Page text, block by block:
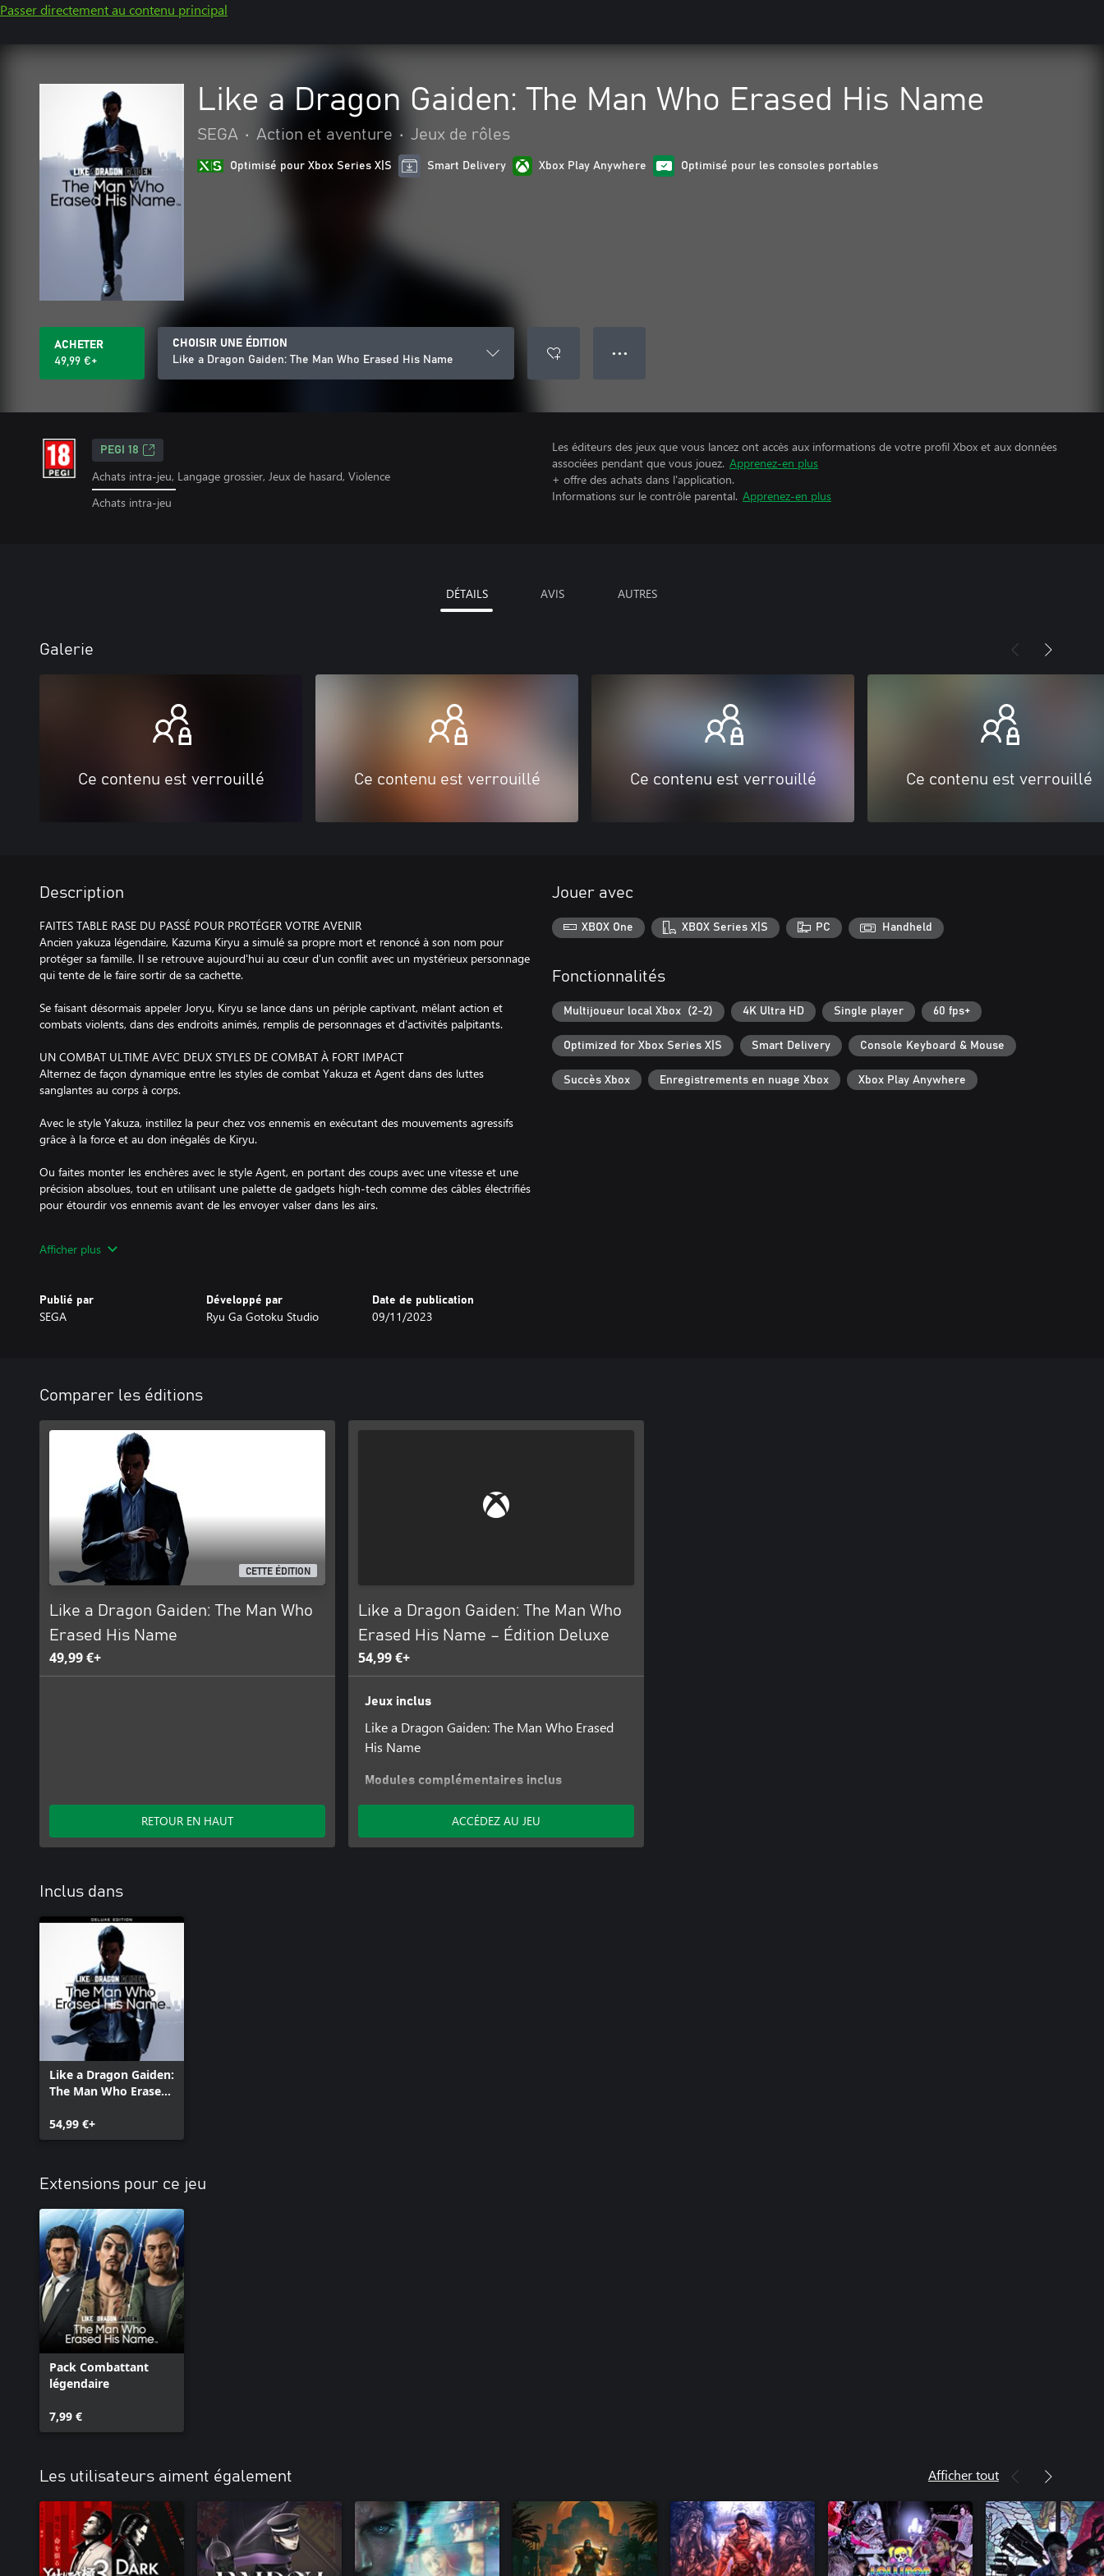
Passer directement au contenu principal
Like a Dragon Gaiden: The Man Who Erased His Name
SEGA • Action et aventure • Jeux de rôles
Optimisé pour Xbox Series X|S Smart Delivery Xbox Play Anywhere Optimisé pour les consoles portables
ACHETER
49,99 €+
CHOISIR UNE ÉDITION
Like a Dragon Gaiden: The Man Who Erased His Name
● ● ●
PEGI 18
Achats intra-jeu, Langage grossier, Jeux de hasard, Violence
Achats intra-jeu
Les éditeurs des jeux que vous lancez ont accès aux informations de votre profil Xbox et aux données
associées pendant que vous jouez. Apprenez-en plus
+ offre des achats dans l'application.
Informations sur le contrôle parental. Apprenez-en plus
DÉTAILS AVIS AUTRES
Galerie
Ce contenu est verrouillé Ce contenu est verrouillé Ce contenu est verrouillé Ce contenu est verrouillé
Description
FAITES TABLE RASE DU PASSÉ POUR PROTÉGER VOTRE AVENIR
Ancien yakuza légendaire, Kazuma Kiryu a simulé sa propre mort et renoncé à son nom pour
protéger sa famille. Il se retrouve aujourd'hui au cœur d'un conflit avec un mystérieux personnage
qui tente de le faire sortir de sa cachette.
Se faisant désormais appeler Joryu, Kiryu se lance dans un périple captivant, mêlant action et
combats violents, dans des endroits animés, remplis de personnages et d'activités palpitants.
UN COMBAT ULTIME AVEC DEUX STYLES DE COMBAT À FORT IMPACT
Alternez de façon dynamique entre les styles de combat Yakuza et Agent dans des luttes
sanglantes au corps à corps.
Avec le style Yakuza, instillez la peur chez vos ennemis en exécutant des mouvements agressifs
grâce à la force et au don inégalés de Kiryu.
Ou faites monter les enchères avec le style Agent, en portant des coups avec une vitesse et une
précision absolues, tout en utilisant une palette de gadgets high-tech comme des câbles électrifiés
pour étourdir vos ennemis avant de les envoyer valser dans les airs.
hordes d'ennemis.
Que vous vous battiez dans l'arène de combat secrète, chantiez une nouvelle chanson au karaoké,
preniez un verre au cabaret en live action ou preniez part à des courses de pocket circuit, ce monde
entraînant dans une confrontation épique qui se déroule à mesure que vous explorez et découvrez
Sotenbori et Yokohama.
Afficher plus
Publié par
SEGA
Développé par
Ryu Ga Gotoku Studio
Date de publication
09/11/2023
Jouer avec
XBOX One XBOX Series X|S PC Handheld
Fonctionnalités
Multijoueur local Xbox (2-2) 4K Ultra HD Single player 60 fps+
Optimized for Xbox Series X|S Smart Delivery Console Keyboard & Mouse
Succès Xbox Enregistrements en nuage Xbox Xbox Play Anywhere
Comparer les éditions
CETTE ÉDITION
Like a Dragon Gaiden: The Man Who
Erased His Name
49,99 €+
RETOUR EN HAUT
Like a Dragon Gaiden: The Man Who
Erased His Name – Édition Deluxe
54,99 €+
Jeux inclus
Like a Dragon Gaiden: The Man Who Erased
His Name
Modules complémentaires inclus
Pack Combattant légendaire
ACCÉDEZ AU JEU
Inclus dans
Like a Dragon Gaiden:
The Man Who Erased
Deluxe
54,99 €+
Extensions pour ce jeu
Pack Combattant
légendaire
7,99 €
Les utilisateurs aiment également Afficher tout